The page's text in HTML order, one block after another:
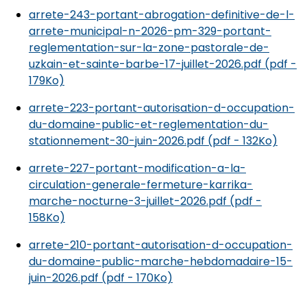
arrete-243-portant-abrogation-definitive-de-l-
arrete-municipal-n-2026-pm-329-portant-
reglementation-sur-la-zone-pastorale-de-
uzkain-et-sainte-barbe-17-juillet-2026.pdf (pdf -
179Ko)
arrete-223-portant-autorisation-d-occupation-
du-domaine-public-et-reglementation-du-
stationnement-30-juin-2026.pdf (pdf - 132Ko)
arrete-227-portant-modification-a-la-
circulation-generale-fermeture-karrika-
marche-nocturne-3-juillet-2026.pdf (pdf -
158Ko)
arrete-210-portant-autorisation-d-occupation-
du-domaine-public-marche-hebdomadaire-15-
juin-2026.pdf (pdf - 170Ko)